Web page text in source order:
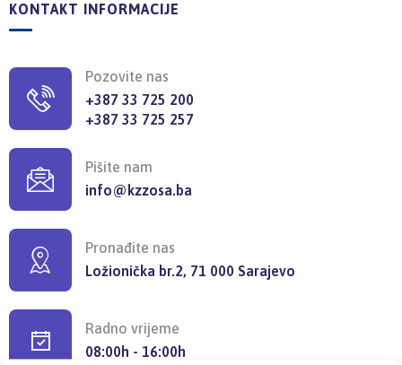
KONTAKT INFORMACIJE
Pozovite nas
+387 33 725 200
+387 33 725 257
Pišite nam
info@kzzosa.ba
Pronađite nas
Ložionička br.2, 71 000 Sarajevo
Radno vrijeme
08:00h - 16:00h